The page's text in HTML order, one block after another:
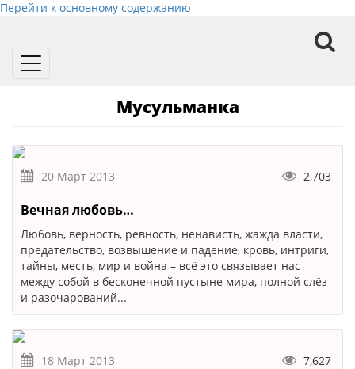
Перейти к основному содержанию
Toggle
Мусульманка
20 Март 2013 2,703
Вечная любовь…
Любовь, верность, ревность, ненависть, жажда власти,
предательство, возвышение и падение, кровь, интриги,
тайны, месть, мир и война – всё это связывает нас
между собой в бесконечной пустыне мира, полной слёз
и разочарований...
18 Март 2013 7,627